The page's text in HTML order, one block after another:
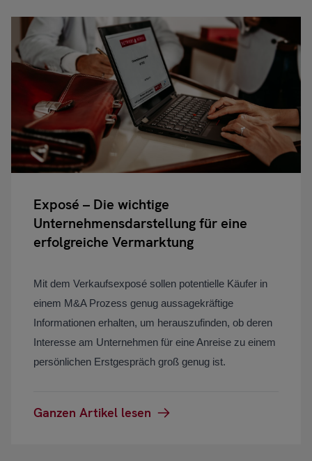
Exposé – Die wichtige
Unternehmensdarstellung für eine
erfolgreiche Vermarktung
Mit dem Verkaufsexposé sollen potentielle Käufer in
einem M&A Prozess genug aussagekräftige
Informationen erhalten, um herauszufinden, ob deren
Interesse am Unternehmen für eine Anreise zu einem
persönlichen Erstgespräch groß genug ist.
Ganzen Artikel lesen